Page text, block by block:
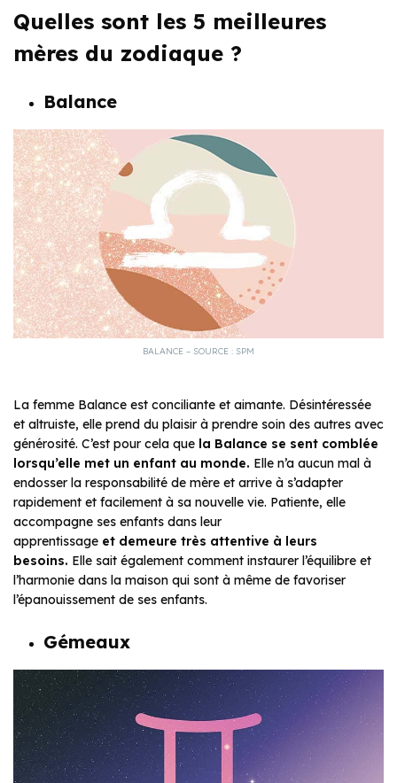
Quelles sont les 5 meilleures
mères du zodiaque ?
Balance
BALANCE – SOURCE : SPM
La femme Balance est conciliante et aimante. Désintéressée
et altruiste, elle prend du plaisir à prendre soin des autres avec
générosité. C’est pour cela que la Balance se sent comblée
lorsqu’elle met un enfant au monde. Elle n’a aucun mal à
endosser la responsabilité de mère et arrive à s’adapter
rapidement et facilement à sa nouvelle vie. Patiente, elle
accompagne ses enfants dans leur
apprentissage et demeure très attentive à leurs
besoins. Elle sait également comment instaurer l’équilibre et
l’harmonie dans la maison qui sont à même de favoriser
l’épanouissement de ses enfants.
Gémeaux